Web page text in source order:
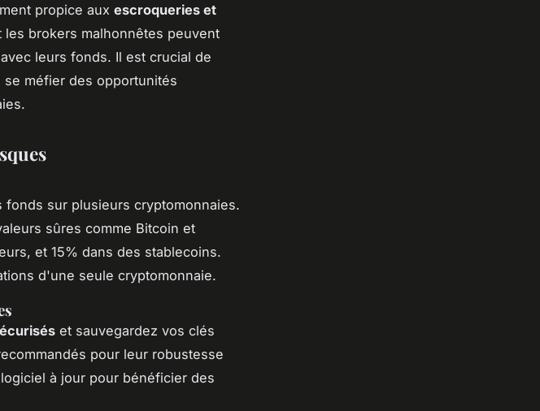
propice aux escroqueries et
brokers malhonnêtes peuvent
leurs fonds. Il est crucial de
méfier des opportunités
sur plusieurs cryptomonnaies.
sûres comme Bitcoin et
et 15% dans des stablecoins.
d'une seule cryptomonnaie.
et sauvegardez vos clés
pour leur robustesse
à jour pour bénéficier des